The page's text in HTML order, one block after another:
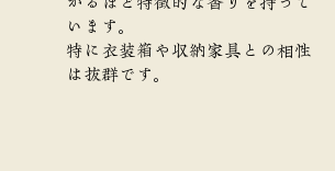
います。
特に衣装箱や収納家具との相性
は抜群です。